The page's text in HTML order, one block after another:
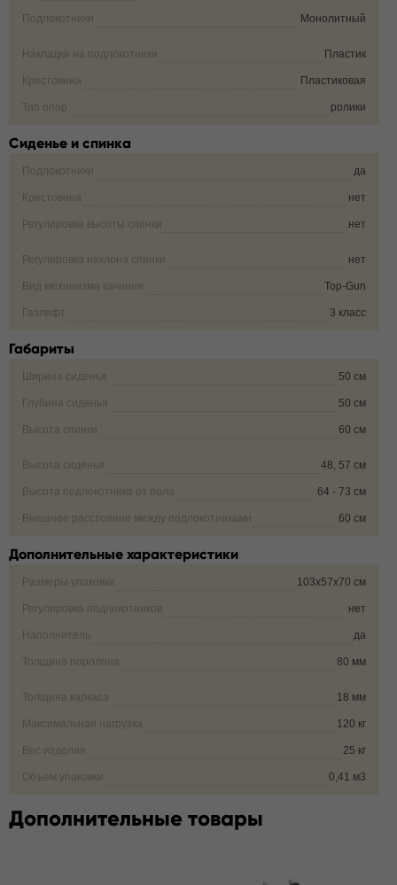
Подлокотники Монолитный
Накладки на подлокотники Пластик
Крестовина Пластиковая
Тип опор ролики
Сиденье и спинка
Подлокотники да
Крестовина нет
Регулировка высоты спинки нет
Регулировка наклона спинки нет
Вид механизма качания Top-Gun
Газлифт 3 класс
Габариты
Ширина сиденья 50 см
Глубина сиденья 50 см
Высота спинки 60 см
Высота сиденья 48, 57 см
Высота подлокотника от пола 64 - 73 см
Внешнее расстояние между подлокотниками 60 см
Дополнительные характеристики
Размеры упаковки 103х57х70 см
Регулировка подлокотников нет
Наполнитель да
Толщина поролона 80 мм
Толщина каркаса 18 мм
Максимальная нагрузка 120 кг
Вес изделия 25 кг
Объем упаковки 0,41 м3
Дополнительные товары